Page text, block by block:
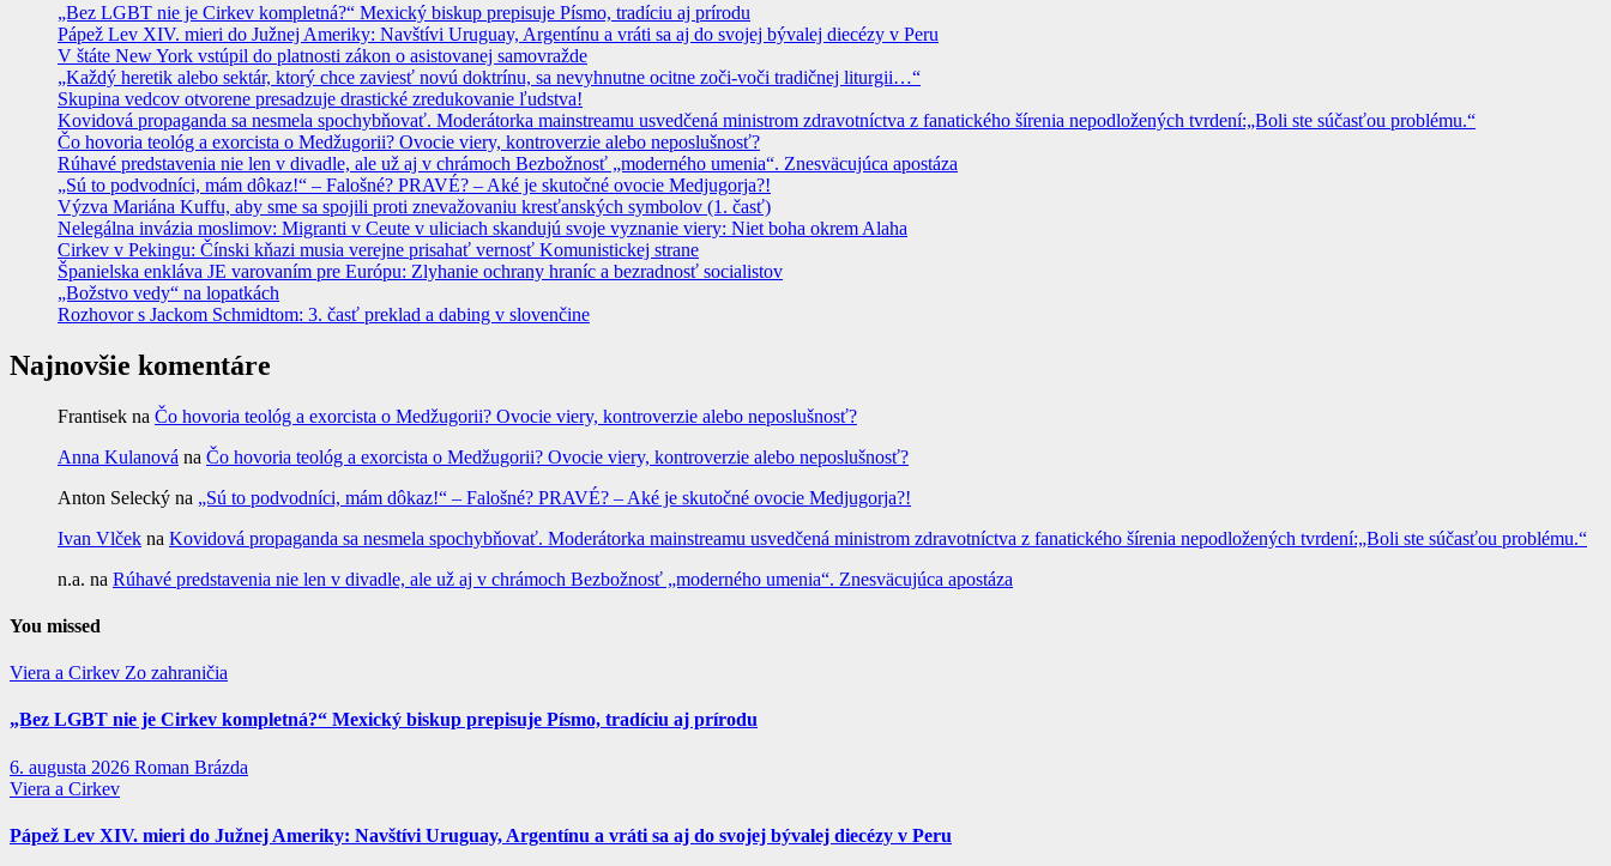
„Bez LGBT nie je Cirkev kompletná?“ Mexický biskup prepisuje Písmo, tradíciu aj prírodu
Pápež Lev XIV. mieri do Južnej Ameriky: Navštívi Uruguay, Argentínu a vráti sa aj do svojej bývalej diecézy v Peru
V štáte New York vstúpil do platnosti zákon o asistovanej samovražde
„Každý heretik alebo sektár, ktorý chce zaviesť novú doktrínu, sa nevyhnutne ocitne zoči-voči tradičnej liturgii…“
Skupina vedcov otvorene presadzuje drastické zredukovanie ľudstva!
Kovidová propaganda sa nesmela spochybňovať. Moderátorka mainstreamu usvedčená ministrom zdravotníctva z fanatického šírenia nepodložených tvrdení:„Boli ste súčasťou problému.“
Čo hovoria teológ a exorcista o Medžugorii? Ovocie viery, kontroverzie alebo neposlušnosť?
Rúhavé predstavenia nie len v divadle, ale už aj v chrámoch Bezbožnosť „moderného umenia“. Znesväcujúca apostáza
„Sú to podvodníci, mám dôkaz!“ – Falošné? PRAVÉ? – Aké je skutočné ovocie Medjugorja?!
Výzva Mariána Kuffu, aby sme sa spojili proti znevažovaniu kresťanských symbolov (1. časť)
Nelegálna invázia moslimov: Migranti v Ceute v uliciach skandujú svoje vyznanie viery: Niet boha okrem Alaha
Cirkev v Pekingu: Čínski kňazi musia verejne prisahať vernosť Komunistickej strane
Španielska enkláva JE varovaním pre Európu: Zlyhanie ochrany hraníc a bezradnosť socialistov
„Božstvo vedy“ na lopatkách
Rozhovor s Jackom Schmidtom: 3. časť preklad a dabing v slovenčine
Najnovšie komentáre
Frantisek na Čo hovoria teológ a exorcista o Medžugorii? Ovocie viery, kontroverzie alebo neposlušnosť?
Anna Kulanová na Čo hovoria teológ a exorcista o Medžugorii? Ovocie viery, kontroverzie alebo neposlušnosť?
Anton Selecký na „Sú to podvodníci, mám dôkaz!“ – Falošné? PRAVÉ? – Aké je skutočné ovocie Medjugorja?!
Ivan Vlček na Kovidová propaganda sa nesmela spochybňovať. Moderátorka mainstreamu usvedčená ministrom zdravotníctva z fanatického šírenia nepodložených tvrdení:„Boli ste súčasťou problému.“
n.a. na Rúhavé predstavenia nie len v divadle, ale už aj v chrámoch Bezbožnosť „moderného umenia“. Znesväcujúca apostáza
You missed
Viera a Cirkev Zo zahraničia
„Bez LGBT nie je Cirkev kompletná?“ Mexický biskup prepisuje Písmo, tradíciu aj prírodu
6. augusta 2026 Roman Brázda
Viera a Cirkev
Pápež Lev XIV. mieri do Južnej Ameriky: Navštívi Uruguay, Argentínu a vráti sa aj do svojej bývalej diecézy v Peru